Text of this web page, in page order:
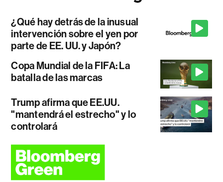
¿Qué hay detrás de la inusual
intervención sobre el yen por
parte de EE. UU. y Japón?
Copa Mundial de la FIFA: La
batalla de las marcas
Trump afirma que EE.UU.
"mantendrá el estrecho" y lo
controlará